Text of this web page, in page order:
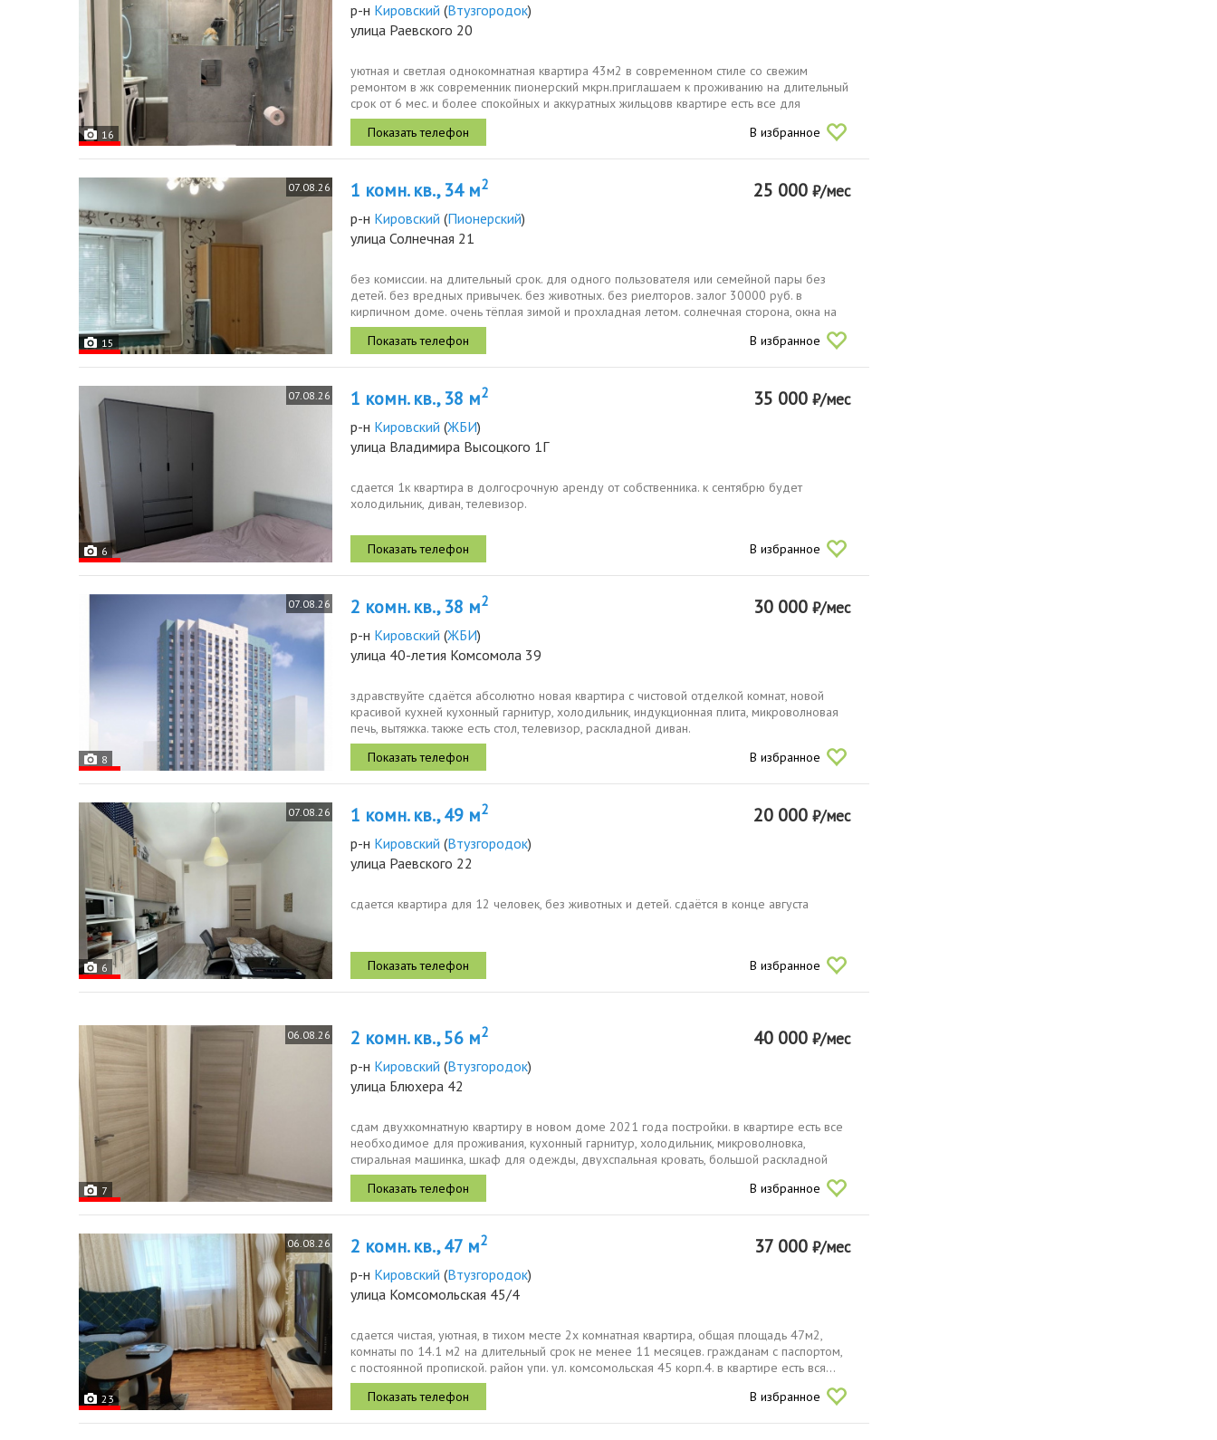
16
р-н Кировский (Втузгородок)
улица Раевского 20
уютная и светлая однокомнатная квартира 43м2 в современном стиле со свежим
ремонтом в жк современник пионерский мкрн.приглашаем к проживанию на длительный
срок от 6 мес. и более спокойных и аккуратных жильцовв квартире есть все для
вашего...
В избранное
07.08.26
15
1 комн. кв., 34 м2 25 000 ₽/мес
р-н Кировский (Пионерский)
улица Солнечная 21
без комиссии. на длительный срок. для одного пользователя или семейной пары без
детей. без вредных привычек. без животных. без риелторов. залог 30000 руб. в
кирпичном доме. очень тёплая зимой и прохладная летом. солнечная сторона, окна на
зелень,...
В избранное
07.08.26
6
1 комн. кв., 38 м2 35 000 ₽/мес
р-н Кировский (ЖБИ)
улица Владимира Высоцкого 1Г
сдается 1к квартира в долгосрочную аренду от собственника. к сентябрю будет
холодильник, диван, телевизор.
В избранное
07.08.26
8
2 комн. кв., 38 м2 30 000 ₽/мес
р-н Кировский (ЖБИ)
улица 40-летия Комсомола 39
здравствуйте сдаётся абсолютно новая квартира с чистовой отделкой комнат, новой
красивой кухней кухонный гарнитур, холодильник, индукционная плита, микроволновая
печь, вытяжка. также есть стол, телевизор, раскладной диван.
В избранное
07.08.26
6
1 комн. кв., 49 м2 20 000 ₽/мес
р-н Кировский (Втузгородок)
улица Раевского 22
сдается квартира для 12 человек, без животных и детей. сдаётся в конце августа
В избранное
06.08.26
7
2 комн. кв., 56 м2 40 000 ₽/мес
р-н Кировский (Втузгородок)
улица Блюхера 42
сдам двухкомнатную квартиру в новом доме 2021 года постройки. в квартире есть все
необходимое для проживания, кухонный гарнитур, холодильник, микроволновка,
стиральная машинка, шкаф для одежды, двухспальная кровать, большой раскладной
диван,...
В избранное
06.08.26
23
2 комн. кв., 47 м2 37 000 ₽/мес
р-н Кировский (Втузгородок)
улица Комсомольская 45/4
сдается чистая, уютная, в тихом месте 2х комнатная квартира, общая площадь 47м2,
комнаты по 14.1 м2 на длительный срок не менее 11 месяцев. гражданам с паспортом,
с постоянной пропиской. район упи. ул. комсомольская 45 корп.4. в квартире есть вся...
В избранное